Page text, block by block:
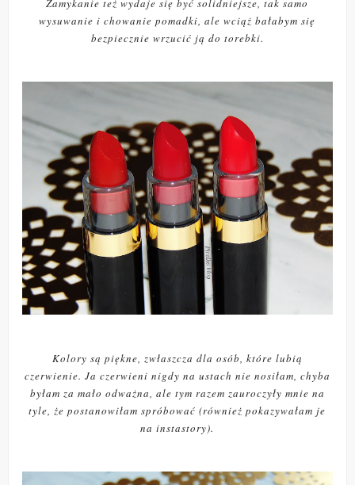
Zamykanie też wydaje się być solidniejsze, tak samo
wysuwanie i chowanie pomadki, ale wciąż bałabym się
bezpiecznie wrzucić ją do torebki.
Kolory są piękne, zwłaszcza dla osób, które lubią
czerwienie. Ja czerwieni nigdy na ustach nie nosiłam, chyba
byłam za mało odważna, ale tym razem zauroczyły mnie na
tyle, że postanowiłam spróbować (również pokazywałam je
na instastory).